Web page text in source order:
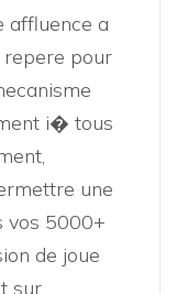
affluence a
pour
i� tous
une
vos 5000+
de joue
sur